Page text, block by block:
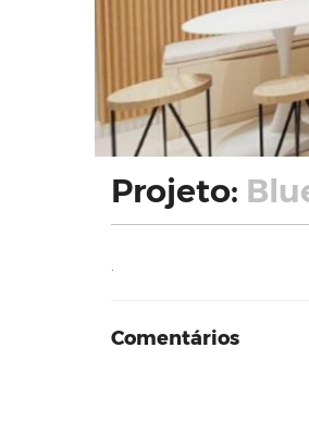
Projeto:
Comentários